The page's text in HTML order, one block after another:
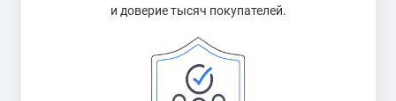
и доверие тысяч покупателей.